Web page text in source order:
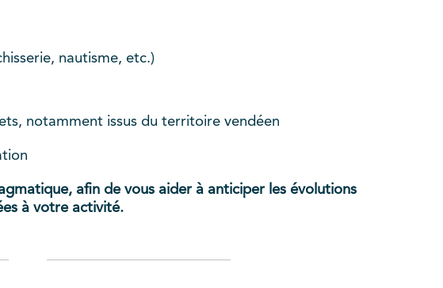
nautisme, etc.)
notamment issus du territoire vendéen
afin de vous aider à anticiper les évolutions
à votre activité.